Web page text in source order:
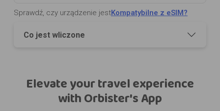
Sprawdź, czy urządzenie jestKompatybilne z eSIM?
Co jest wliczone
Elevate your travel experience
with Orbister's App